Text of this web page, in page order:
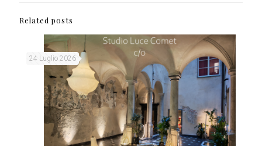
Related posts
24 Luglio 2026